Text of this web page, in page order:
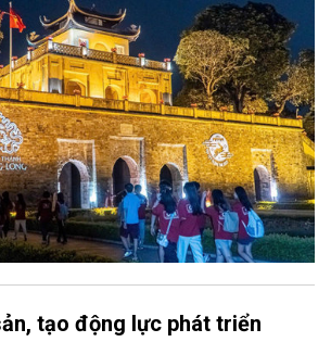
tạo động lực phát triển